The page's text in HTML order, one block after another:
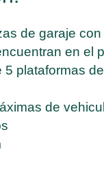
de garaje
en el
5 plataformas
de